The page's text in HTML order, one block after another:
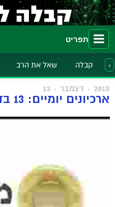
תפריט
קבלה שאל את הרב ›
2018 דצמבר 13
ארכיונים יומיים: 13 בדצמבר 2018